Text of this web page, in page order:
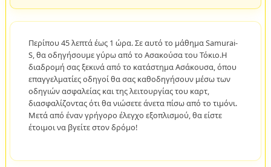
Περίπου 45 λεπτά έως 1 ώρα. Σε αυτό το μάθημα Samurai-
S, θα οδηγήσουμε γύρω από το Ασακούσα του Τόκιο.Η
διαδρομή σας ξεκινά από το κατάστημα Ασάκουσα, όπου
επαγγελματίες οδηγοί θα σας καθοδηγήσουν μέσω των
οδηγιών ασφαλείας και της λειτουργίας του καρτ,
διασφαλίζοντας ότι θα νιώσετε άνετα πίσω από το τιμόνι.
Μετά από έναν γρήγορο έλεγχο εξοπλισμού, θα είστε
έτοιμοι να βγείτε στον δρόμο!